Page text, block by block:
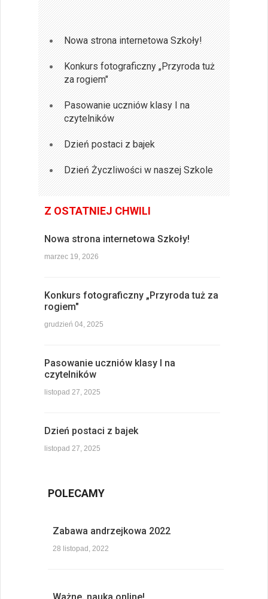
Nowa strona internetowa Szkoły!
Konkurs fotograficzny „Przyroda tuż
za rogiem"
Pasowanie uczniów klasy I na
czytelników
Dzień postaci z bajek
Dzień Życzliwości w naszej Szkole
Z OSTATNIEJ CHWILI
Nowa strona internetowa Szkoły!
marzec 19, 2026
Konkurs fotograficzny „Przyroda tuż za
rogiem"
grudzień 04, 2025
Pasowanie uczniów klasy I na
czytelników
listopad 27, 2025
Dzień postaci z bajek
listopad 27, 2025
POLECAMY
Zabawa andrzejkowa 2022
28 listopad, 2022